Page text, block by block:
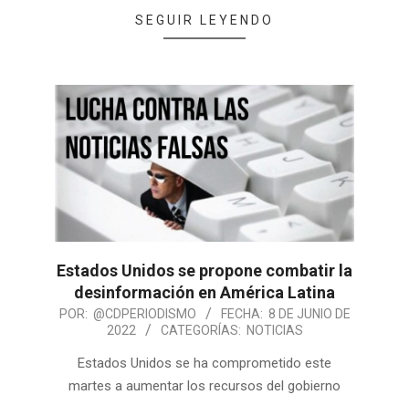
SEGUIR LEYENDO
Estados Unidos se propone combatir la
desinformación en América Latina
POR: @CDPERIODISMO FECHA: 8 DE JUNIO DE
2022
CATEGORÍAS: NOTICIAS
Estados Unidos se ha comprometido este
martes a aumentar los recursos del gobierno